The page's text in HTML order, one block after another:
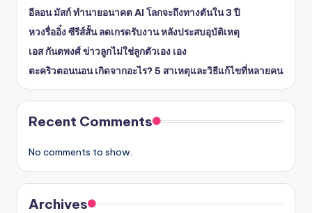
อีลอน มัสก์ ทำนายอนาคต AI โลกจะถึงทางตันใน 3 ปี
หวงรื่ออิ๋ง ซีรีส์สั้น ลดเกรดรับงาน หลังประสบอุบัติเหตุ
เอส กันตพงศ์ ข่าวลูกไม่ใช่ลูกตัวเอง เอง
ตะคริวตอนนอน เกิดจากอะไร? 5 สาเหตุและวิธีแก้ไขที่หลายคน
Recent Comments
No comments to show.
Archives